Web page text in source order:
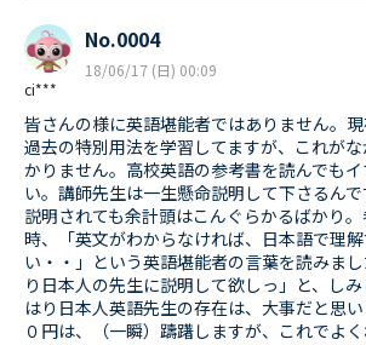
ci***
No.0004
18/06/17 (日) 00:09
皆さんの様に英語堪能者ではありません。
過去の特別用法を学習してますが、これが
かりません。高校英語の参考書を読んでも
い。講師先生は一生懸命説明して下さるん
説明されても余計頭はこんぐらかるばかり
時、「英文がわからなければ、日本語で理
い・・」という英語堪能者の言葉を読みま
り日本人の先生に説明して欲しっ」と、し
はり日本人英語先生の存在は、大事だと思
０円は、（一瞬）躊躇しますが、これでよ